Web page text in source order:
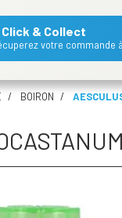
Click & Collect
votre commande
BOIRON